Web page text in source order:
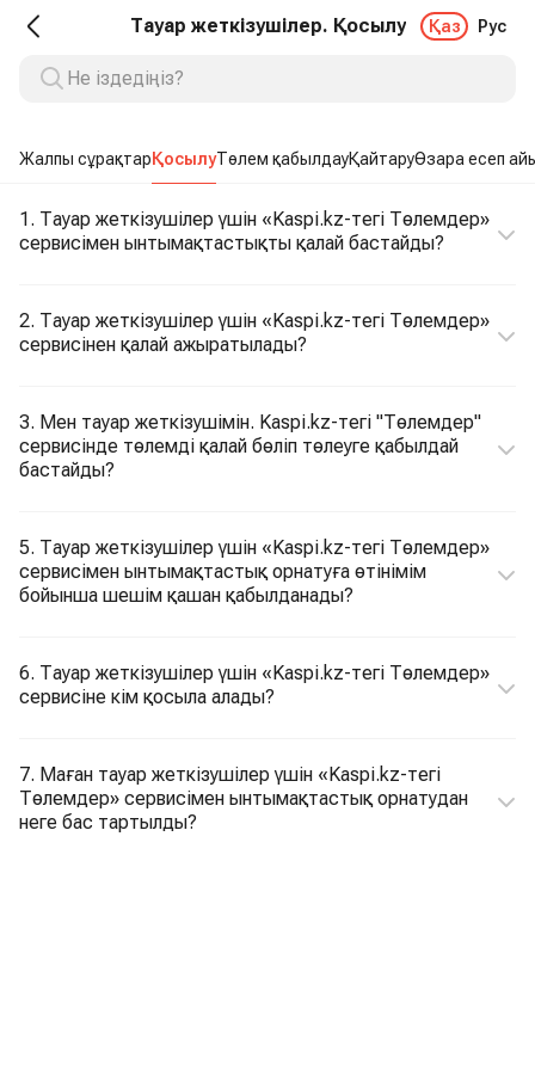
Тауар жеткізушілер. Қосылу Қаз Рус
Жалпы сұрақтарҚосылуТөлем қабылдауҚайтаруӨзара есеп
1. Тауар жеткізушілер үшін «Kaspi.kz-тегі Төлемдер»
сервисімен ынтымақтастықты қалай бастайды?
2. Тауар жеткізушілер үшін «Kaspi.kz-тегі Төлемдер»
сервисінен қалай ажыратылады?
3. Мен тауар жеткізушімін. Kaspi.kz-тегі "Төлемдер"
сервисінде төлемді қалай бөліп төлеуге қабылдай
бастайды?
5. Тауар жеткізушілер үшін «Kaspi.kz-тегі Төлемдер»
сервисімен ынтымақтастық орнатуға өтінімім
бойынша шешім қашан қабылданады?
6. Тауар жеткізушілер үшін «Kaspi.kz-тегі Төлемдер»
сервисіне кім қосыла алады?
7. Маған тауар жеткізушілер үшін «Kaspi.kz-тегі
Төлемдер» сервисімен ынтымақтастық орнатудан
неге бас тартылды?